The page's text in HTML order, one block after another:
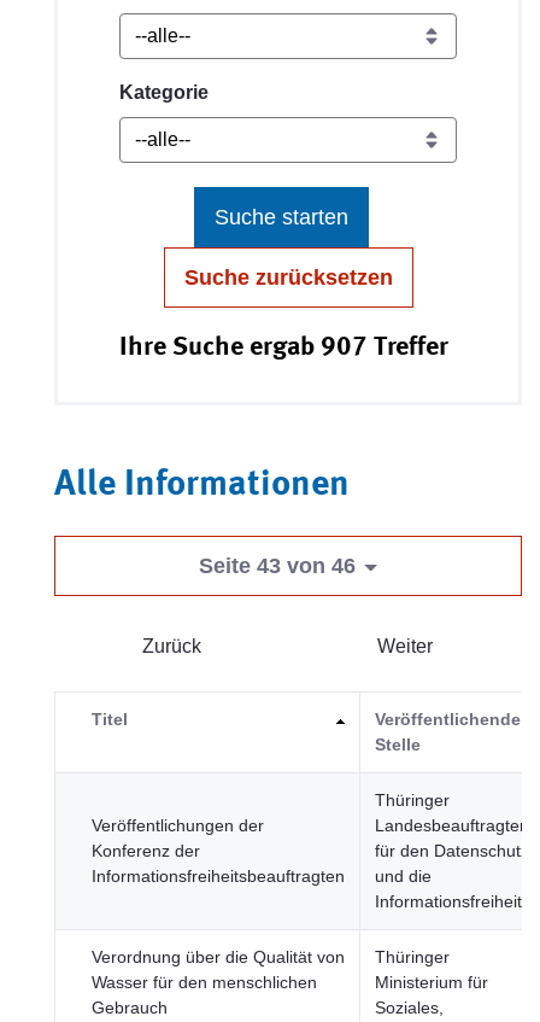
Kategorie
Suche starten
Suche zurücksetzen
Ihre Suche ergab 907 Treffer
Alle Informationen
Seite 43 von 46
Zurück Weiter
Titel
Veröffentlichende
Stelle
Veröffentlichungen der
Konferenz der
Informationsfreiheitsbeauftragten
Thüringer
Landesbeauftragter
für den Datenschutz
und die
Informationsfreiheit
Verordnung über die Qualität von
Wasser für den menschlichen
Gebrauch
Thüringer
Ministerium für
Soziales,